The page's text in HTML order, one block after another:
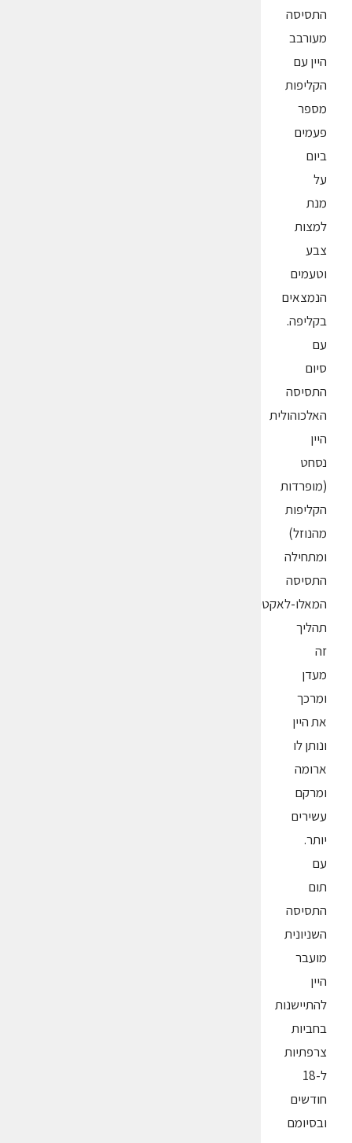
התסיסה
מעורבב
היין עם
הקליפות
מספר
פעמים
ביום
על
מנת
למצות
צבע
וטעמים
הנמצאים
בקליפה.
עם
סיום
התסיסה
האלכוהולית
היין
נסחט
(מופרדות
הקליפות
מהנוזל)
ומתחילה
התסיסה
המאלו-לאקטית.
תהליך
זה
מעדן
ומרכך
את היין
ונותן לו
ארומה
ומרקם
עשירים
יותר.
עם
תום
התסיסה
השניונית
מועבר
היין
להתיישנות
בחביות
צרפתיות
ל-18
חודשים
ובסיומם